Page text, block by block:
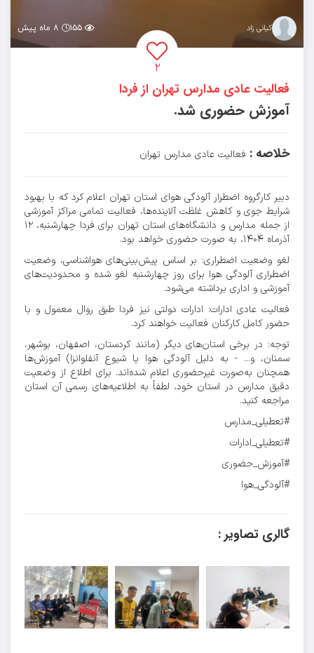
کیانی زاد ۱۵۵ ۸ ماه پیش
۲
فعالیت عادی مدارس تهران از فردا
آموزش حضوری شد.
خلاصه : فعالیت عادی مدارس تهران
دبیر کارگروه اضطرار آلودگی هوای استان تهران اعلام کرد که با بهبود
شرایط جوی و کاهش غلظت آلاینده‌ها، فعالیت تمامی مراکز آموزشی
از جمله مدارس و دانشگاه‌های استان تهران برای فردا چهارشنبه، ۱۲
آذرماه ۱۴۰۴، به صورت حضوری خواهد بود.
لغو وضعیت اضطراری: بر اساس پیش‌بینی‌های هواشناسی، وضعیت
اضطراری آلودگی هوا برای روز چهارشنبه لغو شده و محدودیت‌های
آموزشی و اداری برداشته می‌شود.
فعالیت عادی ادارات: ادارات دولتی نیز فردا طبق روال معمول و با
حضور کامل کارکنان فعالیت خواهند کرد.
توجه: در برخی استان‌های دیگر (مانند کردستان، اصفهان، بوشهر،
سمنان، و... - به دلیل آلودگی هوا یا شیوع آنفلوانزا) آموزش‌ها
همچنان به‌صورت غیرحضوری اعلام شده‌اند. برای اطلاع از وضعیت
دقیق مدارس در استان خود، لطفاً به اطلاعیه‌های رسمی آن استان
مراجعه کنید.
#تعطیلی_مدارس
#تعطیلی_ادارات
#آموزش_حضوری
#آلودگی_هوا
گالری تصاویر :